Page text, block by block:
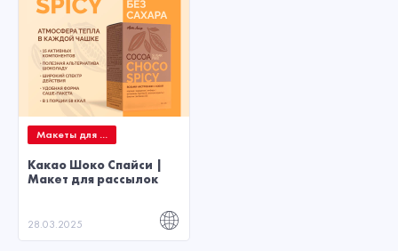
Макеты для ...
Какао Шоко Спайси |
Макет для рассылок
28.03.2025